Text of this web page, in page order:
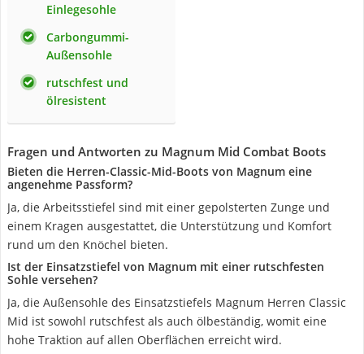
Einlegesohle
Carbongummi-
Außensohle
rutschfest und
ölresistent
Fragen und Antworten zu Magnum Mid Combat Boots
Bieten die Herren-Classic-Mid-Boots von Magnum eine
angenehme Passform?
Ja, die Arbeitsstiefel sind mit einer gepolsterten Zunge und
einem Kragen ausgestattet, die Unterstützung und Komfort
rund um den Knöchel bieten.
Ist der Einsatzstiefel von Magnum mit einer rutschfesten
Sohle versehen?
Ja, die Außensohle des Einsatzstiefels Magnum Herren Classic
Mid ist sowohl rutschfest als auch ölbeständig, womit eine
hohe Traktion auf allen Oberflächen erreicht wird.